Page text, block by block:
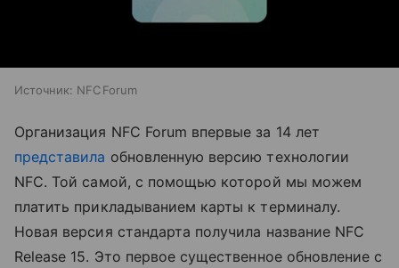
Источник: NFC Forum
Организация NFC Forum впервые за 14 лет
представила обновленную версию технологии
NFC. Той самой, с помощью которой мы можем
платить прикладыванием карты к терминалу.
Новая версия стандарта получила название NFC
Release 15. Это первое существенное обновление с